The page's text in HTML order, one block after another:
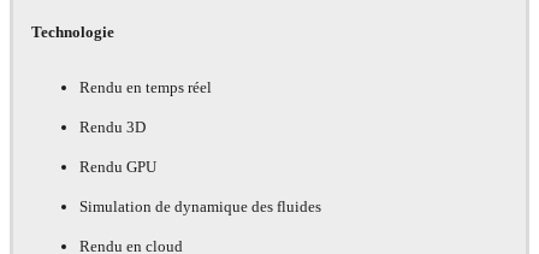
Technologie
Rendu en temps réel
Rendu 3D
Rendu GPU
Simulation de dynamique des fluides
Rendu en cloud